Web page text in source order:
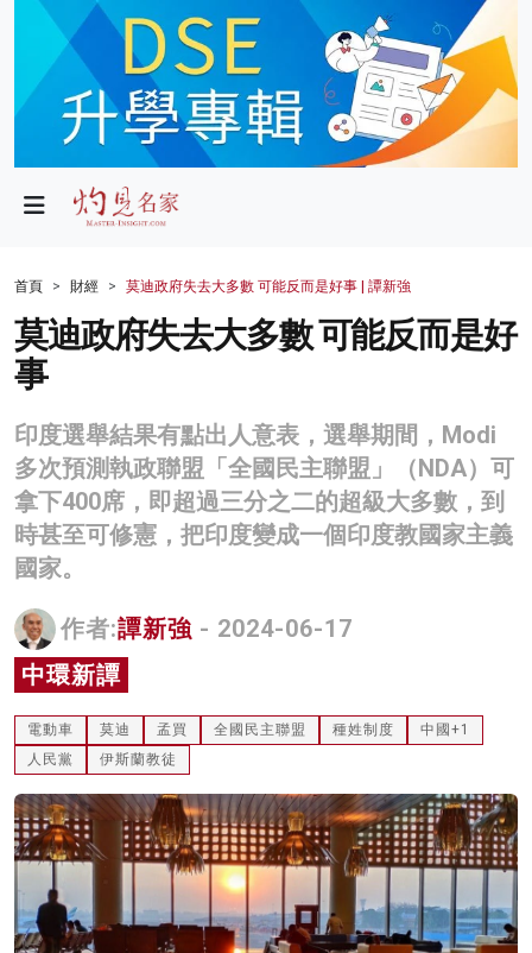
政局
財經
生活
健康
商業
科技
影片
名家榜
灼見活動
關於我們
首頁 財經 莫迪政府失去大多數 可能反而是好事 | 譚新強
莫迪政府失去大多數 可能反而是好
事
印度選舉結果有點出人意表，選舉期間，Modi
多次預測執政聯盟「全國民主聯盟」（NDA）可
拿下400席，即超過三分之二的超級大多數，到
時甚至可修憲，把印度變成一個印度教國家主義
國家。
作者:譚新強 - 2024-06-17
中環新譚
電動車 莫迪 孟買 全國民主聯盟 種姓制度
中國+1
人民黨
伊斯蘭教徒